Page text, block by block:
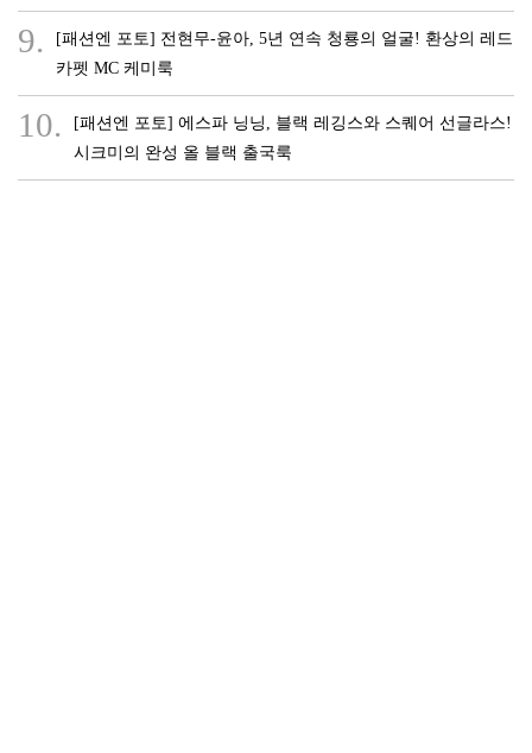
9.
[패션엔 포토] 전현무-윤아, 5년 연속 청룡의 얼굴! 환상의 레드
카펫 MC 케미룩
10.
[패션엔 포토] 에스파 닝닝, 블랙 레깅스와 스퀘어 선글라스!
시크미의 완성 올 블랙 출국룩